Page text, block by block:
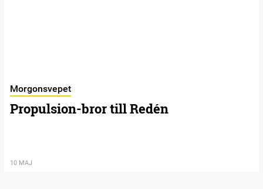
Morgonsvepet
Propulsion-bror till Redén
10 MAJ